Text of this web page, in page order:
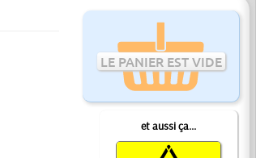
LE PANIER EST VIDE
et aussi ça...